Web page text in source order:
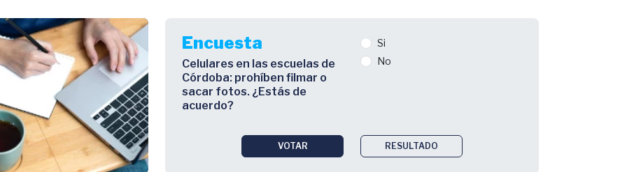
Encuesta
Celulares en las escuelas de
Córdoba: prohíben filmar o
sacar fotos. ¿Estás de
acuerdo?
Si
No
VOTAR RESULTADO